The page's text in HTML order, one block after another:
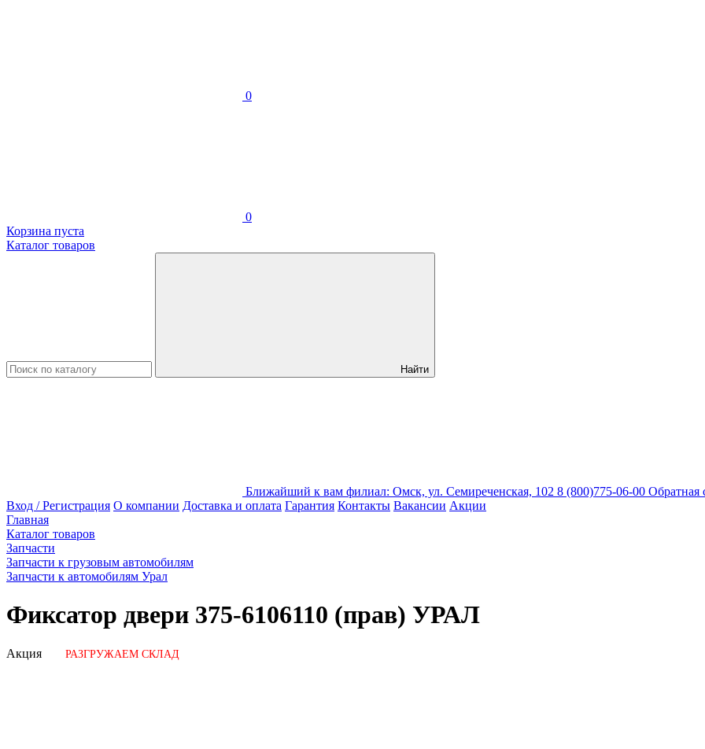
0
0
Корзина пуста
Каталог товаров
Найти
Ближайший к вам филиал: Омск, ул. Семиреченская, 102 8 (800)775-06-00 Обратная
Вход / Регистрация О компании Доставка и оплата Гарантия Контакты Вакансии Акции
Главная
Каталог товаров
Запчасти
Запчасти к грузовым автомобилям
Запчасти к автомобилям Урал
Фиксатор двери 375-6106110 (прав) УРАЛ
Акция РАЗГРУЖАЕМ СКЛАД